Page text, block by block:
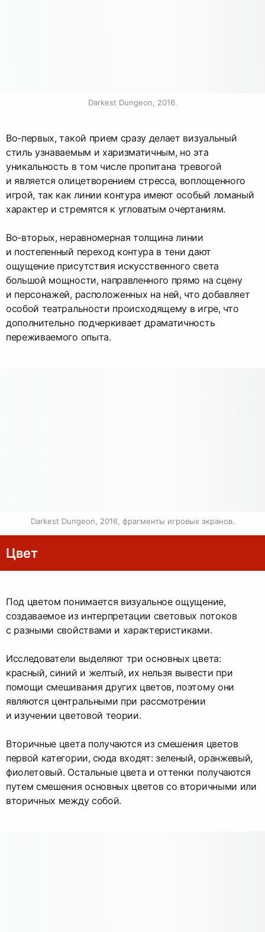
Darkest Dungeon, 2016.
Во-первых, такой прием сразу делает визуальный
стиль узнаваемым и харизматичным, но эта
уникальность в том числе пропитана тревогой
и является олицетворением стресса, воплощенного
игрой, так как линии контура имеют особый ломаный
характер и стремятся к угловатым очертаниям.
Во-вторых, неравномерная толщина линии
и постепенный переход контура в тени дают
ощущение присутствия искусственного света
большой мощности, направленного прямо на сцену
и персонажей, расположенных на ней, что добавляет
особой театральности происходящему в игре, что
дополнительно подчеркивает драматичность
переживаемого опыта.
Darkest Dungeon, 2016, фрагменты игровых экранов.
Цвет
Под цветом понимается визуальное ощущение,
создаваемое из интерпретации световых потоков
с разными свойствами и характеристиками.
Исследователи выделяют три основных цвета:
красный, синий и желтый, их нельзя вывести при
помощи смешивания других цветов, поэтому они
являются центральными при рассмотрении
и изучении цветовой теории.
Вторичные цвета получаются из смешения цветов
первой категории, сюда входят: зеленый, оранжевый,
фиолетовый. Остальные цвета и оттенки получаются
путем смешения основных цветов со вторичными или
вторичных между собой.